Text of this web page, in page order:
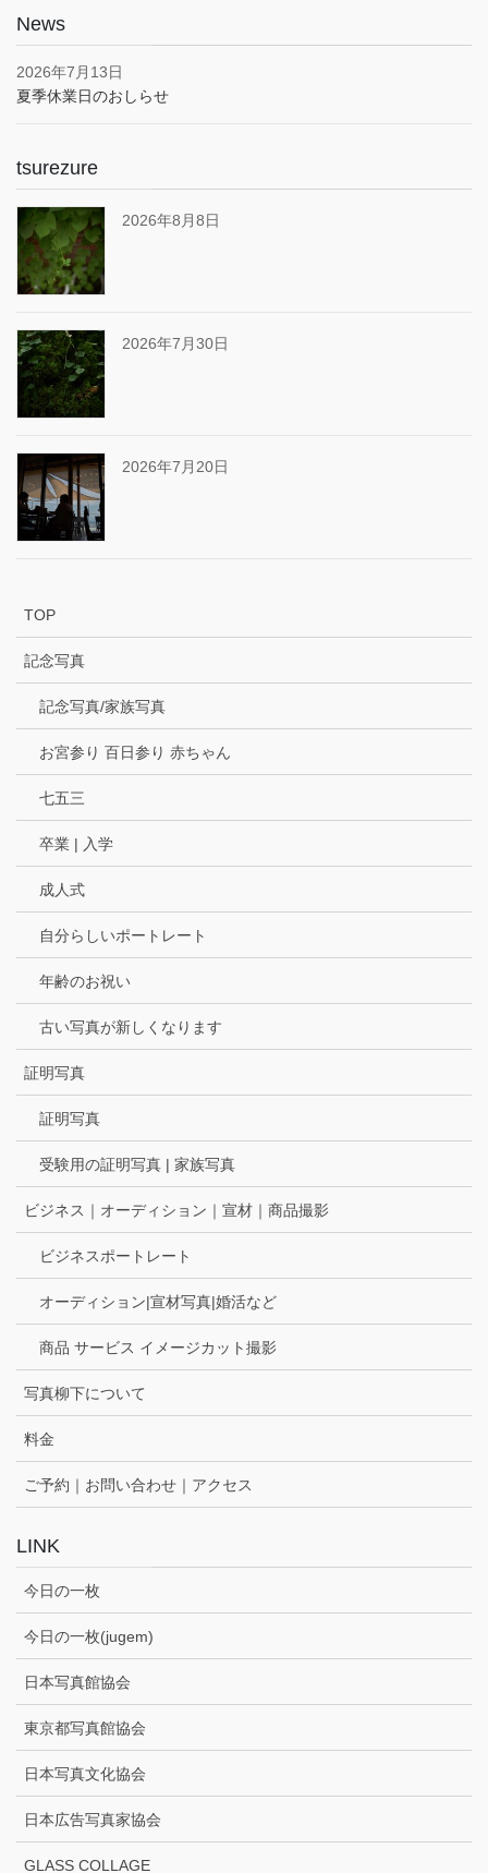
News
2026年7月13日
夏季休業日のおしらせ
tsurezure
2026年8月8日
2026年7月30日
2026年7月20日
TOP
記念写真
記念写真/家族写真
お宮参り 百日参り 赤ちゃん
七五三
卒業 | 入学
成人式
自分らしいポートレート
年齢のお祝い
古い写真が新しくなります
証明写真
証明写真
受験用の証明写真 | 家族写真
ビジネス｜オーディション｜宣材｜商品撮影
ビジネスポートレート
オーディション|宣材写真|婚活など
商品 サービス イメージカット撮影
写真柳下について
料金
ご予約｜お問い合わせ｜アクセス
LINK
今日の一枚
今日の一枚(jugem)
日本写真館協会
東京都写真館協会
日本写真文化協会
日本広告写真家協会
GLASS COLLAGE